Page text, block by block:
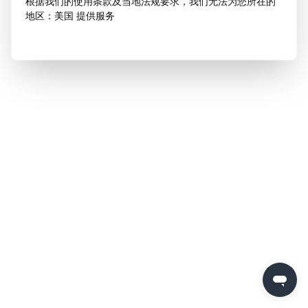
地区：美国 提供服务